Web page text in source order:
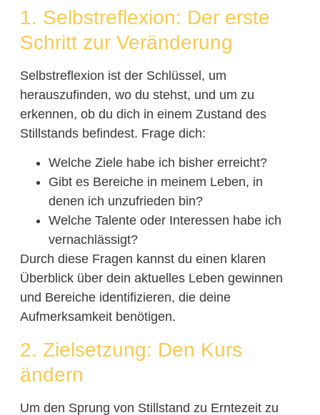
1. Selbstreflexion: Der erste
Schritt zur Veränderung
Selbstreflexion ist der Schlüssel, um
herauszufinden, wo du stehst, und um zu
erkennen, ob du dich in einem Zustand des
Stillstands befindest. Frage dich:
Welche Ziele habe ich bisher erreicht?
Gibt es Bereiche in meinem Leben, in
denen ich unzufrieden bin?
Welche Talente oder Interessen habe ich
vernachlässigt?
Durch diese Fragen kannst du einen klaren
Überblick über dein aktuelles Leben gewinnen
und Bereiche identifizieren, die deine
Aufmerksamkeit benötigen.
2. Zielsetzung: Den Kurs
ändern
Um den Sprung von Stillstand zu Erntezeit zu